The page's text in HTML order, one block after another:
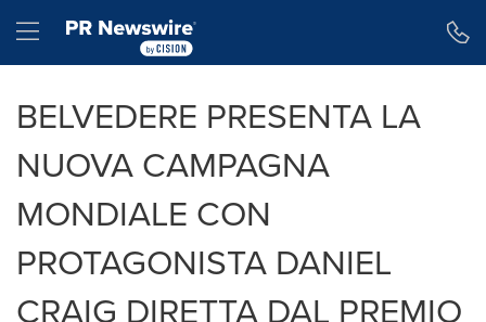
Hamburger menu
BELVEDERE PRESENTA LA
NUOVA CAMPAGNA
MONDIALE CON
PROTAGONISTA DANIEL
CRAIG DIRETTA DAL PREMIO